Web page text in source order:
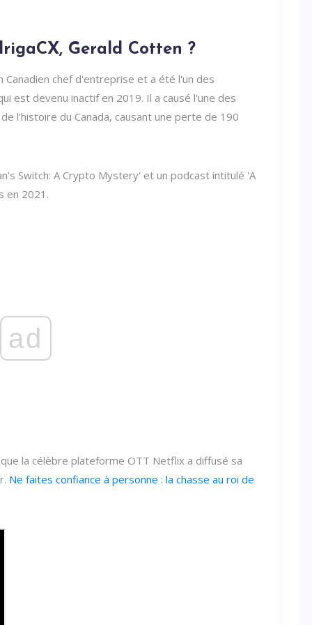
Gerald Cotten ?
Canadien chef d'entreprise et a été l'un des
est devenu inactif en 2019. Il a causé l'une des
l'histoire du Canada, causant une perte de 190
Switch: A Crypto Mystery' et un podcast intitulé 'A
en 2021.
ad
la célèbre plateforme OTT Netflix a diffusé sa
Ne faites confiance à personne : la chasse au roi de